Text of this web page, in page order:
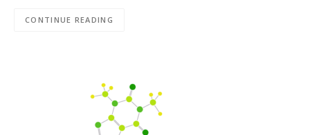
CONTINUE READING